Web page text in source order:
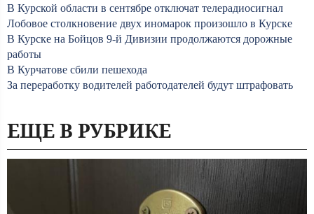
В Курской области в сентябре отключат телерадиосигнал
Лобовое столкновение двух иномарок произошло в Курске
В Курске на Бойцов 9-й Дивизии продолжаются дорожные
работы
В Курчатове сбили пешехода
За переработку водителей работодателей будут штрафовать
ЕЩЕ В РУБРИКЕ